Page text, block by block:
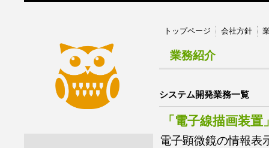
業務紹介
システム開発業務一覧
「電子線描画装置
電子顕微鏡の情報表
トップページ 会社方針